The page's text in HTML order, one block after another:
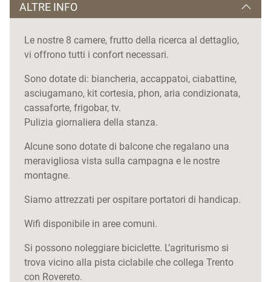
ALTRE INFO
Le nostre 8 camere, frutto della ricerca al dettaglio,
vi offrono tutti i confort necessari.
Sono dotate di: biancheria, accappatoi, ciabattine,
asciugamano, kit cortesia, phon, aria condizionata,
cassaforte, frigobar, tv.
Pulizia giornaliera della stanza.
Alcune sono dotate di balcone che regalano una
meravigliosa vista sulla campagna e le nostre
montagne.
Siamo attrezzati per ospitare portatori di handicap.
Wifi disponibile in aree comuni.
Si possono noleggiare biciclette. L’agriturismo si
trova vicino alla pista ciclabile che collega Trento
con Rovereto.